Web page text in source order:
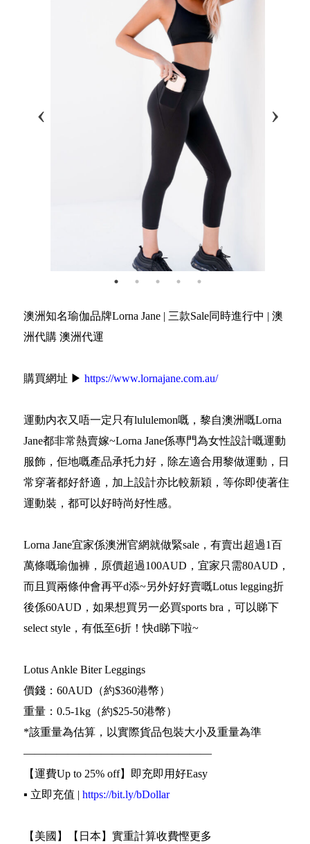
澳洲知名瑜伽品牌Lorna Jane | 三款Sale同時進行中 | 澳
洲代購 澳洲代運
購買網址 ▶ https://www.lornajane.com.au/
運動内衣又唔一定只有lululemon嘅，黎自澳洲嘅Lorna
Jane都非常熱賣嫁~Lorna Jane係專門為女性設計嘅運動
服飾，佢地嘅產品承托力好，除左適合用黎做運動，日
常穿著都好舒適，加上設計亦比較新穎，等你即使著住
運動裝，都可以好時尚好性感。
Lorna Jane宜家係澳洲官網就做緊sale，有賣出超過1百
萬條嘅瑜伽褲，原價超過100AUD，宜家只需80AUD，
而且買兩條仲會再平d添~另外好好賣嘅Lotus legging折
後係60AUD，如果想買另一必買sports bra，可以睇下
select style，有低至6折！快d睇下啦~
Lotus Ankle Biter Leggings
價錢：60AUD（約$360港幣）
重量：0.5-1kg（約$25-50港幣）
*該重量為估算，以實際貨品包裝大小及重量為準
—————————————————
【運費Up to 25% off】即充即用好Easy
▪️ 立即充值 | https://bit.ly/bDollar
【美國】【日本】實重計算收費慳更多